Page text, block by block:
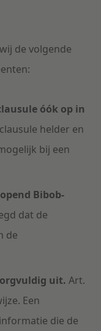
de volgende
óók op in
helder en
bij een
Bibob-
dat de
de
uit. Art.
Een
die de